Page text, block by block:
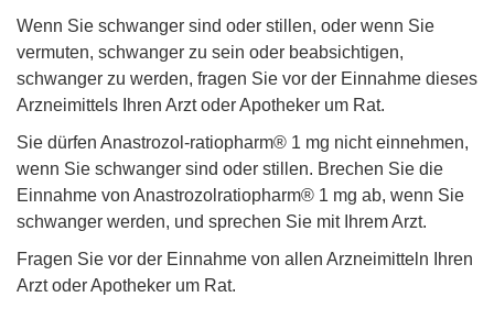
Wenn Sie schwanger sind oder stillen, oder wenn Sie
vermuten, schwanger zu sein oder beabsichtigen,
schwanger zu werden, fragen Sie vor der Einnahme dieses
Arzneimittels Ihren Arzt oder Apotheker um Rat.
Sie dürfen Anastrozol-ratiopharm® 1 mg nicht einnehmen,
wenn Sie schwanger sind oder stillen. Brechen Sie die
Einnahme von Anastrozolratiopharm® 1 mg ab, wenn Sie
schwanger werden, und sprechen Sie mit Ihrem Arzt.
Fragen Sie vor der Einnahme von allen Arzneimitteln Ihren
Arzt oder Apotheker um Rat.